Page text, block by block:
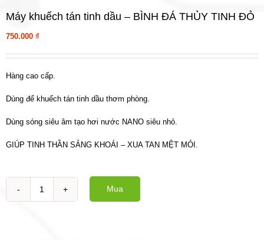
Máy khuếch tán tinh dầu – BÌNH ĐÁ THỦY TINH ĐỎ
750.000 ₫
Hàng cao cấp.
Dùng để khuếch tán tinh dầu thơm phòng.
Dùng sóng siêu âm tạo hơi nước NANO siêu nhỏ.
GIÚP TINH THẦN SẢNG KHOÁI – XUA TAN MỆT MỎI.
Máy
Mua